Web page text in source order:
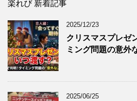
楽れび 新着記事
2025/12/23
クリスマスプレゼ
ミング問題の意外
2025/06/25